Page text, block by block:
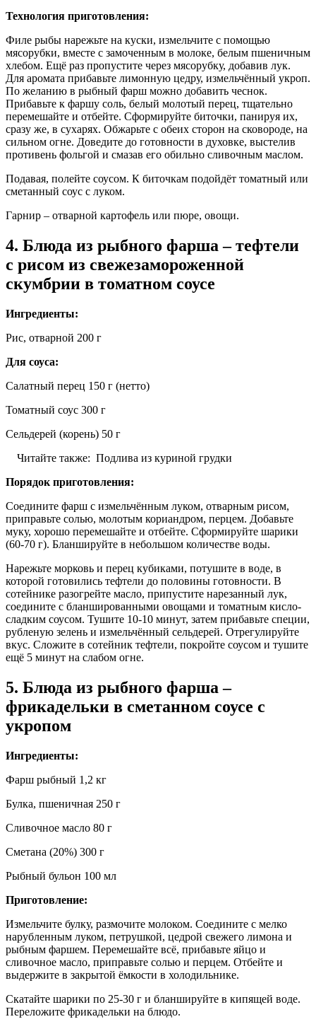
Технология приготовления:
Филе рыбы нарежьте на куски, измельчите с помощью
мясорубки, вместе с замоченным в молоке, белым пшеничным
хлебом. Ещё раз пропустите через мясорубку, добавив лук.
Для аромата прибавьте лимонную цедру, измельчённый укроп.
По желанию в рыбный фарш можно добавить чеснок.
Прибавьте к фаршу соль, белый молотый перец, тщательно
перемешайте и отбейте. Сформируйте биточки, панируя их,
сразу же, в сухарях. Обжарьте с обеих сторон на сковороде, на
сильном огне. Доведите до готовности в духовке, выстелив
противень фольгой и смазав его обильно сливочным маслом.
Подавая, полейте соусом. К биточкам подойдёт томатный или
сметанный соус с луком.
Гарнир – отварной картофель или пюре, овощи.
4. Блюда из рыбного фарша – тефтели
с рисом из свежезамороженной
скумбрии в томатном соусе
Ингредиенты:
Рис, отварной 200 г
Для соуса:
Салатный перец 150 г (нетто)
Томатный соус 300 г
Сельдерей (корень) 50 г
Читайте также: Подлива из куриной грудки
Порядок приготовления:
Соедините фарш с измельчённым луком, отварным рисом,
приправьте солью, молотым кориандром, перцем. Добавьте
муку, хорошо перемешайте и отбейте. Сформируйте шарики
(60-70 г). Бланшируйте в небольшом количестве воды.
Нарежьте морковь и перец кубиками, потушите в воде, в
которой готовились тефтели до половины готовности. В
сотейнике разогрейте масло, припустите нарезанный лук,
соедините с бланшированными овощами и томатным кисло-
сладким соусом. Тушите 10-10 минут, затем прибавьте специи,
рубленую зелень и измельчённый сельдерей. Отрегулируйте
вкус. Сложите в сотейник тефтели, покройте соусом и тушите
ещё 5 минут на слабом огне.
5. Блюда из рыбного фарша –
фрикадельки в сметанном соусе с
укропом
Ингредиенты:
Фарш рыбный 1,2 кг
Булка, пшеничная 250 г
Сливочное масло 80 г
Сметана (20%) 300 г
Рыбный бульон 100 мл
Приготовление:
Измельчите булку, размочите молоком. Соедините с мелко
нарубленным луком, петрушкой, цедрой свежего лимона и
рыбным фаршем. Перемешайте всё, прибавьте яйцо и
сливочное масло, приправьте солью и перцем. Отбейте и
выдержите в закрытой ёмкости в холодильнике.
Скатайте шарики по 25-30 г и бланшируйте в кипящей воде.
Переложите фрикадельки на блюдо.